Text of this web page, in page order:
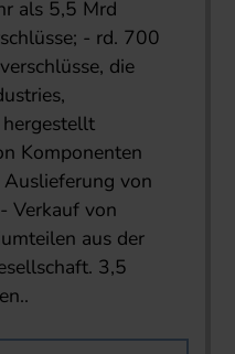
als 5,5 Mrd
- rd. 700
die
Komponenten
von
Verkauf von
aus der
3,5